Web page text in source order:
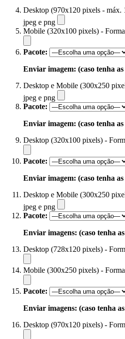
Desktop (970x120 pixels - máx.
jpeg e png
Mobile (320x100 pixels) -
Pacote:
Enviar imagem: (caso tenha
Desktop e Mobile (300x250
jpeg e png
Pacote:
Enviar imagem: (caso tenha
Desktop (320x100 pixels) -
Pacote:
Enviar imagem: (caso tenha
Desktop e Mobile (300x250
jpeg e png
Pacote:
Enviar imagens: (caso tenha
Desktop (728x120 pixels) -
Mobile (300x250 pixels) -
Pacote:
Enviar imagens: (caso tenha
Desktop (970x120 pixels) -